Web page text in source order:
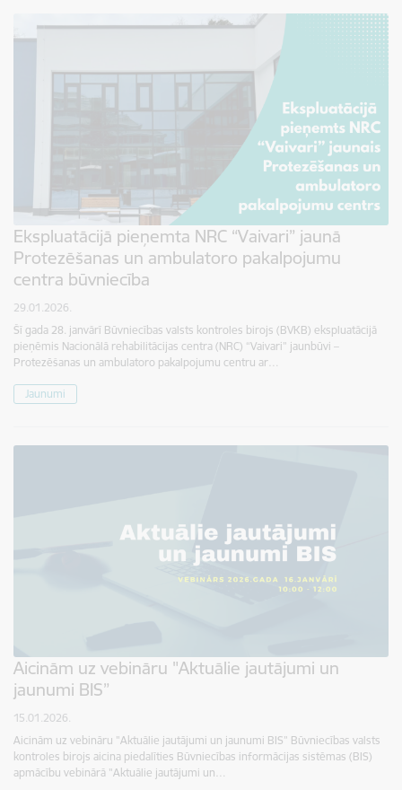
Ekspluatācijā pieņemta NRC “Vaivari” jaunā
Protezēšanas un ambulatoro pakalpojumu
centra būvniecība
29.01.2026.
Šī gada 28. janvārī Būvniecības valsts kontroles birojs (BVKB) ekspluatācijā
pieņēmis Nacionālā rehabilitācijas centra (NRC) “Vaivari” jaunbūvi –
Protezēšanas un ambulatoro pakalpojumu centru ar…
Jaunumi
Aicinām uz vebināru "Aktuālie jautājumi un
jaunumi BIS”
15.01.2026.
Aicinām uz vebināru "Aktuālie jautājumi un jaunumi BIS” Būvniecības valsts
kontroles birojs aicina piedalīties Būvniecības informācijas sistēmas (BIS)
apmācību vebinārā "Aktuālie jautājumi un…